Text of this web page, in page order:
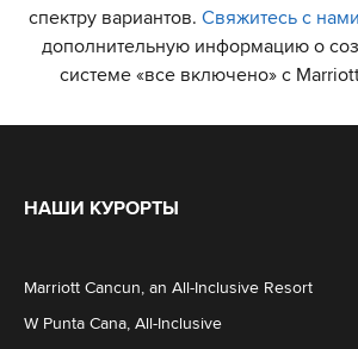
спектру вариантов. Свяжитесь с нами
дополнительную информацию о
системе «все включено» с
НАШИ КУРОРТЫ
Marriott Cancun, an All-Inclusive Resort
W Punta Cana, All-Inclusive